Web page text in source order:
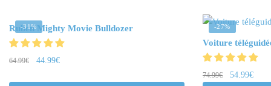
-31%
Ruben Mighty Movie Bulldozer
64.99€ 44.99€
-27%
Voiture
74.99€ 54.99€